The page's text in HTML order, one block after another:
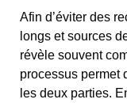
Afin d’éviter des
longs et sources
révèle souvent
processus permet
les deux parties.